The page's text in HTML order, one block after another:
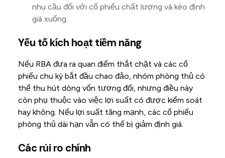
nhu cầu đối với cổ phiếu chất lượng và kéo định
giá xuống.
Yếu tố kích hoạt tiềm năng
Nếu RBA đưa ra quan điểm thắt chặt và các cổ
phiếu chu kỳ bắt đầu chao đảo, nhóm phòng thủ có
thể thu hút dòng vốn tương đối, nhưng điều này
còn phụ thuộc vào việc lợi suất có được kiểm soát
hay không. Nếu lợi suất tăng mạnh, các cổ phiếu
phòng thủ dài hạn vẫn có thể bị giảm định giá.
Các rủi ro chính